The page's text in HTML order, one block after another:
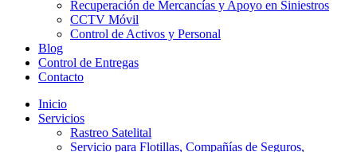
Recuperación de Mercancías y Apoyo en Siniestros
CCTV Móvil
Control de Activos y Personal
Blog
Control de Entregas
Contacto
Inicio
Servicios
Rastreo Satelital
Servicio para Flotillas, Compañías de Seguros,